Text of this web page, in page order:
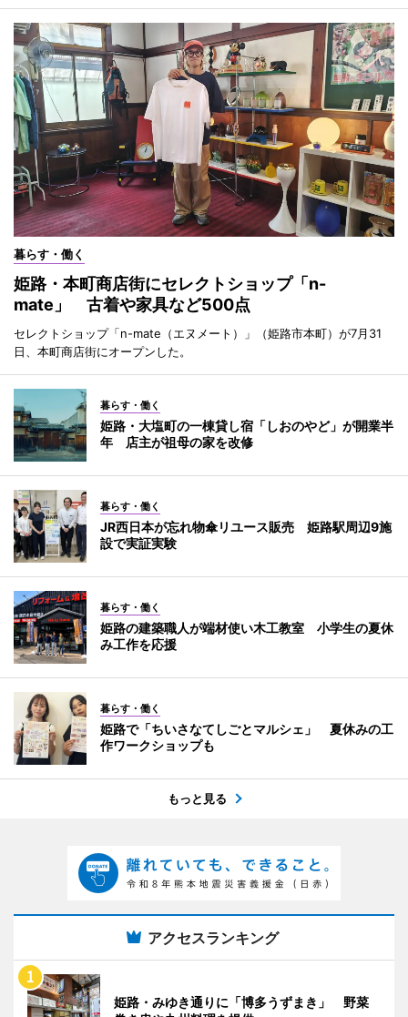
暮らす・働く
姫路・本町商店街にセレクトショップ「n-
mate」 古着や家具など500点
セレクトショップ「n-mate（エヌメート）」（姫路市本町）が7月31
日、本町商店街にオープンした。
暮らす・働く
姫路・大塩町の一棟貸し宿「しおのやど」が開業半
年 店主が祖母の家を改修
暮らす・働く
JR西日本が忘れ物傘リユース販売 姫路駅周辺9施
設で実証実験
暮らす・働く
姫路の建築職人が端材使い木工教室 小学生の夏休
み工作を応援
暮らす・働く
姫路で「ちいさなてしごとマルシェ」 夏休みの工
作ワークショップも
もっと見る
アクセスランキング
姫路・みゆき通りに「博多うずまき」 野菜